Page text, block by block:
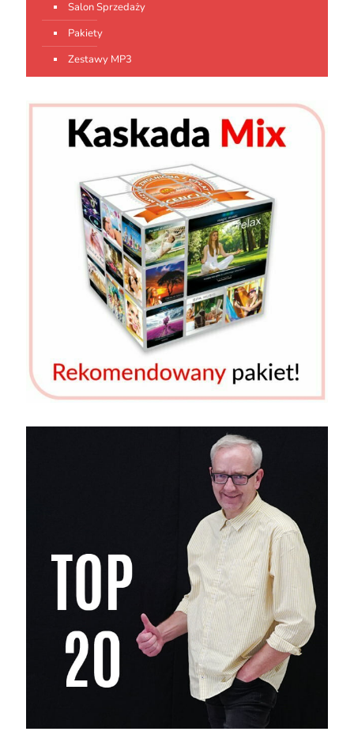
Salon Sprzedaży
Pakiety
Zestawy MP3